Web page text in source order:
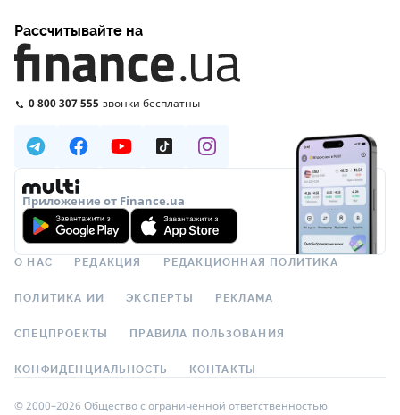
Рассчитывайте на
0 800 307 555 звонки бесплатны
Приложение от Finance.ua
О НАС РЕДАКЦИЯ РЕДАКЦИОННАЯ ПОЛИТИКА
ПОЛИТИКА ИИ ЭКСПЕРТЫ РЕКЛАМА
СПЕЦПРОЕКТЫ ПРАВИЛА ПОЛЬЗОВАНИЯ
КОНФИДЕНЦИАЛЬНОСТЬ КОНТАКТЫ
© 2000–2026 Общество с ограниченной ответственностью